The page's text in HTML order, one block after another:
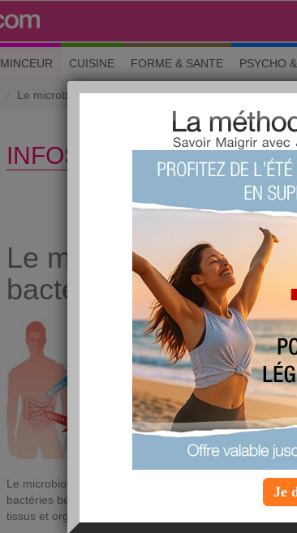
MINCEUR CUISINE FORME & SANTE PSYCHO
Le microbiotes : vive les bonnes bactéries
INFOS MINCEUR
Le microbiotes : vive
bactéries
Il existe en
non pas
bactéries. Et
indispensable
être quotidien.
Jeudi 16
Minceur
Le microbiote d'un individu représente plus de 30 000
bactéries bénéfiques sont plus nombreuses que les
tissus et organes et collabore avec d'autres bactéries,
Je